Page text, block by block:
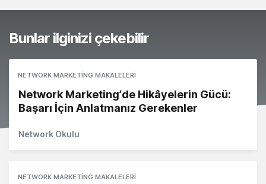
Bunlar ilginizi çekebilir
NETWORK MARKETING MAKALELERI
Network Marketing’de Hikâyelerin Gücü:
Başarı İçin Anlatmanız Gerekenler
Network Okulu
NETWORK MARKETING MAKALELERI